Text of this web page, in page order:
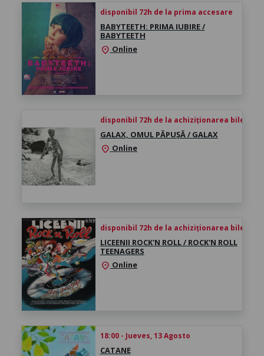
disponibil 72h de la prima accesare
BABYTEETH: PRIMA IUBIRE /
BABYTEETH
location_on Online
disponibil 72h de la achiziționarea biletului
GALAX, OMUL PĂPUȘĂ / GALAX
location_on Online
disponibil 72h de la achiziționarea biletului
LICEENII ROCK'N ROLL / ROCK'N ROLL
TEENAGERS
location_on Online
18:00 - Jueves, 13 Agosto
CATANE